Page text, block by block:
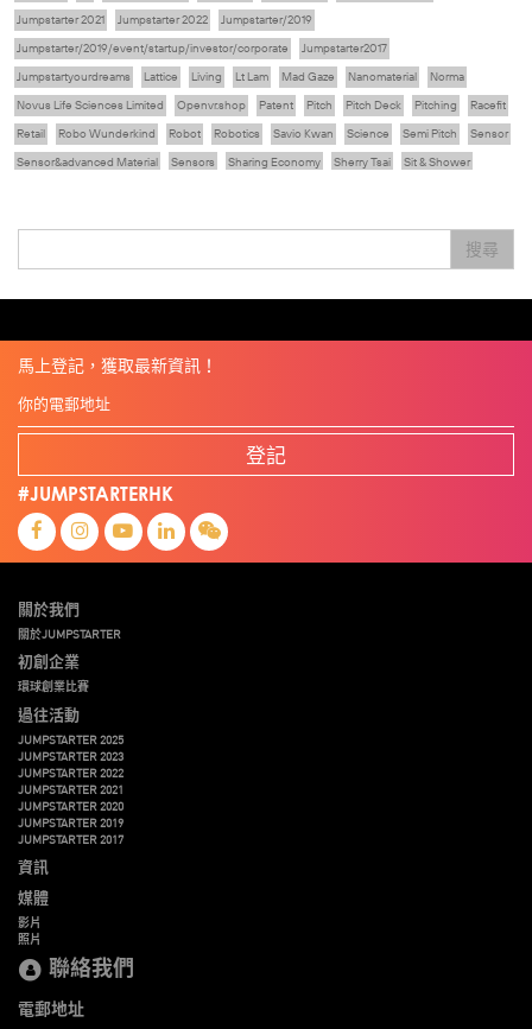
Jumpstarter 2021
Jumpstarter 2022
Jumpstarter/2019
Jumpstarter/2019/event/startup/investor/corporate
Jumpstarter2017
Jumpstartyourdreams
Lattice Living Lt Lam Mad Gaze Nanomaterial
Norma
Novus Life Sciences Limited
Openvr.shop Patent Pitch Pitch Deck Pitching
Racefit
Retail
Robo Wunderkind Robot Robotics Savio Kwan Science Semi Pitch
Sensor
Sensor&advanced Material
Sensors Sharing Economy Sherry Tsai
Sit & Shower
朱嘉盈
林亮 楊聖武 機械人技術 盛智文 線上視頻 總決賽 蔡曉慧
車品覺
搜尋
馬上登記，獲取最新資訊！
登記
#JUMPSTARTERHK
關於我們
關於JUMPSTARTER
初創企業
環球創業比賽
過往活動
JUMPSTARTER 2025
JUMPSTARTER 2023
JUMPSTARTER 2022
JUMPSTARTER 2021
JUMPSTARTER 2020
JUMPSTARTER 2019
JUMPSTARTER 2017
資訊
媒體
影片
照片
聯絡我們
電郵地址